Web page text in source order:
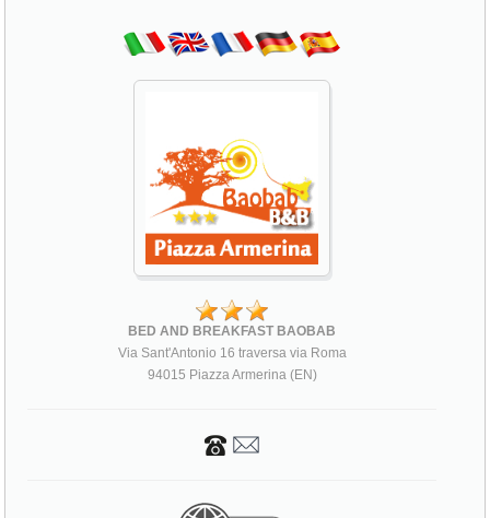
BED AND BREAKFAST BAOBAB
Via Sant'Antonio 16 traversa via Roma
94015 Piazza Armerina (EN)